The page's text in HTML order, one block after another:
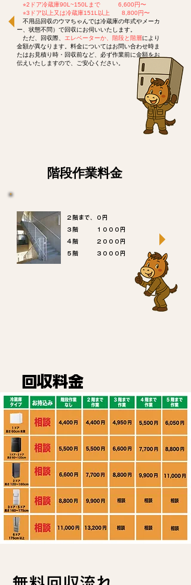
⭐︎2ドア冷蔵庫90L~150Lまで 6,600円〜
⭐︎3ドア以上又は冷蔵庫151L以上 8,800円〜
不用品回収のウマちゃんでは冷蔵庫の年式やメーカ
ー、状態不問）で回収にお伺いいたします。
ただ、回収際、 エレベーターか、階段と階層により
金額が異なります。料金についてはお問い合わせ時ま
たはお見積り時・回収前など、必ず作業前に金額をお
伝えいたしますので、ご安心ください。
階段作業料金
２階まで、０円
３階 １０００円
４階 ２０００円
​５階 ３０００円
回収料金